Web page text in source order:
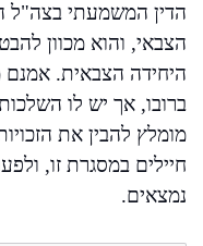
הדין המשמעתי בצה"ל
הצבאי, והוא מכוון
היחידה הצבאית. אמנם
ברובו, אך יש לו
מומלץ להבין את
חיילים במסגרת זו,
נמצאים.